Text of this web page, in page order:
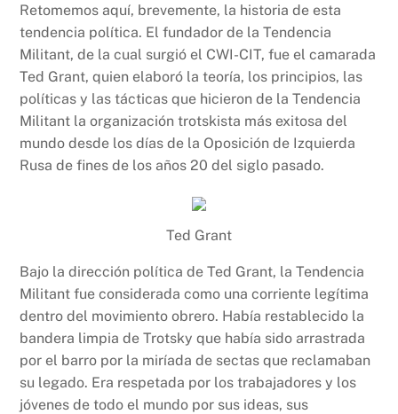
Retomemos aquí, brevemente, la historia de esta
tendencia política. El fundador de la Tendencia
Militant, de la cual surgió el CWI-CIT, fue el camarada
Ted Grant, quien elaboró la teoría, los principios, las
políticas y las tácticas que hicieron de la Tendencia
Militant la organización trotskista más exitosa del
mundo desde los días de la Oposición de Izquierda
Rusa de fines de los años 20 del siglo pasado.
Ted Grant
Bajo la dirección política de Ted Grant, la Tendencia
Militant fue considerada como una corriente legítima
dentro del movimiento obrero. Había restablecido la
bandera limpia de Trotsky que había sido arrastrada
por el barro por la miríada de sectas que reclamaban
su legado. Era respetada por los trabajadores y los
jóvenes de todo el mundo por sus ideas, sus